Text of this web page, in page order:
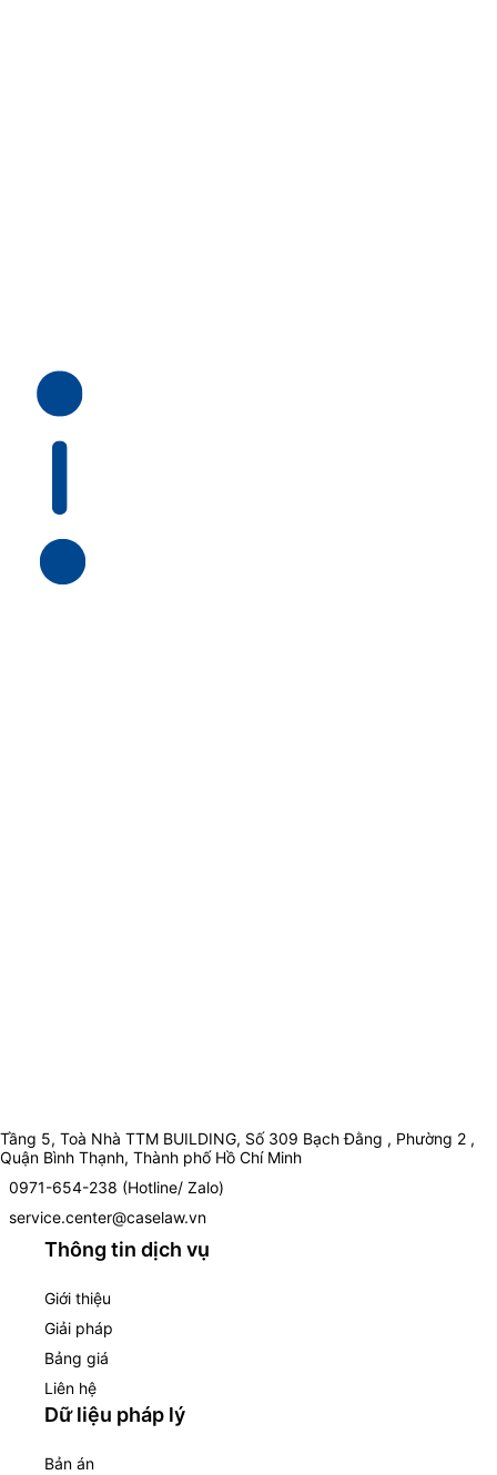
Tầng 5, Toà Nhà TTM BUILDING, Số 309 Bạch Đằng , Phường 2 ,
Quận Bình Thạnh, Thành phố Hồ Chí Minh
0971-654-238 (Hotline/ Zalo)
service.center@caselaw.vn
Thông tin dịch vụ
Giới thiệu
Giải pháp
Bảng giá
Liên hệ
Dữ liệu pháp lý
Bản án